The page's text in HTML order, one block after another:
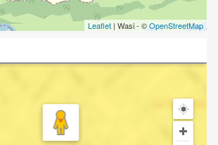
Leaflet | Wasi - ©OpenStreetMap